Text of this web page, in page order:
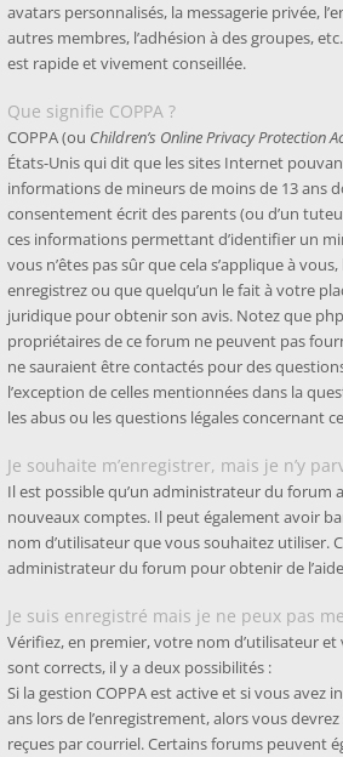
avatars personnalisés, la messagerie privée,
autres membres, l’adhésion à des groupes,
est rapide et vivement conseillée.
Que signifie COPPA ?
COPPA (ou Children’s Online Privacy Protection
États-Unis qui dit que les sites Internet
informations de mineurs de moins de 13 ans
consentement écrit des parents (ou d’un
ces informations permettant d’identifier un
vous n’êtes pas sûr que cela s’applique à
enregistrez ou que quelqu’un le fait à votre
juridique pour obtenir son avis. Notez que
propriétaires de ce forum ne peuvent pas
ne sauraient être contactés pour des
l’exception de celles mentionnées dans la
les abus ou les questions légales concernant
Je souhaite m’enregistrer, mais je n’y
Il est possible qu’un administrateur du forum
nouveaux comptes. Il peut également avoir
nom d’utilisateur que vous souhaitez utiliser.
administrateur du forum pour obtenir de
Je suis enregistré mais je ne peux pas
Vérifiez, en premier, votre nom d’utilisateur et
sont corrects, il y a deux possibilités :
Si la gestion COPPA est active et si vous avez
ans lors de l’enregistrement, alors vous
reçues par courriel. Certains forums peuvent